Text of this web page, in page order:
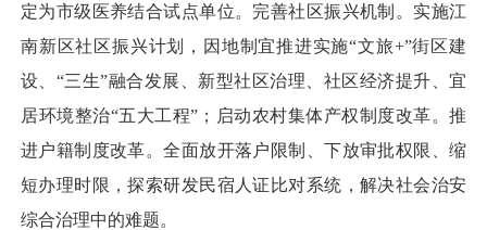
定为市级医养结合试点单位。完善社区振兴机制。实施江
南新区社区振兴计划，因地制宜推进实施“文旅+”街区建
设、“三生”融合发展、新型社区治理、社区经济提升、宜
居环境整治“五大工程”；启动农村集体产权制度改革。推
进户籍制度改革。全面放开落户限制、下放审批权限、缩
短办理时限，探索研发民宿人证比对系统，解决社会治安
综合治理中的难题。